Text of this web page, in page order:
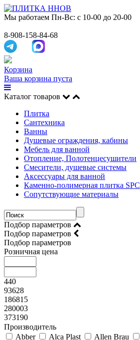
Мы работаем Пн-Вс: с 10-00 до 20-00
8-908-158-84-68
Корзина
Ваша корзина пуста
Каталог товаров
Плитка
Сантехника
Ванны
Душевые ограждения, кабины
Мебель для ванной
Отопление, Полотенцесушители
Смесители, душевые системы
Аксессуары для ванной
Каменно-полимерная плитка SPC
Сопутствующие материалы
Подбор параметров
Подбор параметров
Подбор параметров
Розничная цена
440
93628
186815
280003
373190
Производитель
Abber
Alca Plast Allen Brau